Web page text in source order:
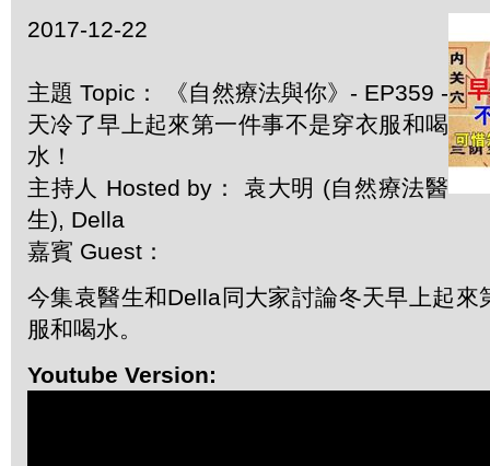
2017-12-22
主題 Topic： 《自然療法與你》- EP359 -
天冷了早上起來第一件事不是穿衣服和喝
水！
主持人 Hosted by： 袁大明 (自然療法醫
生), Della
嘉賓 Guest：
今集袁醫生和Della同大家討論冬天早上起來
服和喝水。
Youtube Version: